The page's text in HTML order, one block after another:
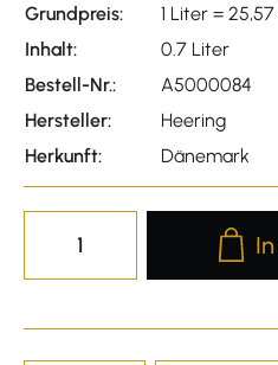
Grundpreis:
1 Liter =
Inhalt:
0.7 Liter
Bestell-Nr.:
A5000084
Hersteller:
Heering
Herkunft:
Dänemark
Produkt